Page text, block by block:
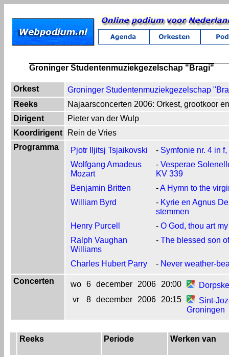
Groninger Studentenmuziekgezelschap "Bragi"
Orkest
Groninger Studentenmuziekgezelschap
Reeks
Najaarsconcerten 2006: Orkest, grootkoor
Dirigent
Pieter van der Wulp
Koordirigent
Rein de Vries
Programma
Pjotr Iljitsj Tsjaikovski - Symfonie nr. 4 in
Wolfgang Amadeus
Mozart
- Vesperae
KV 339
Benjamin Britten
-A Hymn to the
William Byrd
- Kyrie en Agnus
stemmen
Henry Purcell
- O God, thou art
Ralph Vaughan
Williams
- The blessed son
Charles Hubert Parry - Never weather-
Concerten
wo 6 december 2006 20:00
vr
8 december 2006 20:15
Sint-
Groningen
Reeks Periode Werken van